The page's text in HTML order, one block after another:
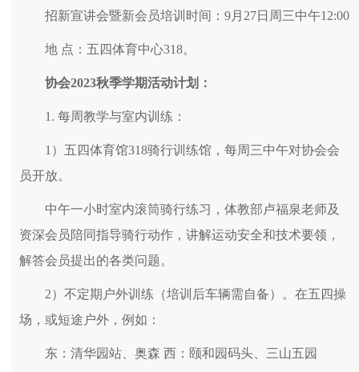
招新宣讲会暨新会员培训时间：9月27日周三中午12:00
地 点：五四体育中心318。
协会2023秋季学期活动计划：
1. 每周教学与室内训练：
1）五四体育馆318骑行训练馆，每周三中午对协会会
员开放。
中午一小时室内滚筒骑行练习，体教部卢福泉老师及
资深会员陪同指导骑行动作，讲解运动安全和技术要领，
解答会员提出的各类问题。
2）不定期户外训练（培训后车辆需自备）。在五四操
场，或短途户外，例如：
东：清华园站、奥森 西：颐和园码头、三山五园